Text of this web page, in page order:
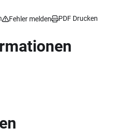
Fehler melden PDF Drucken